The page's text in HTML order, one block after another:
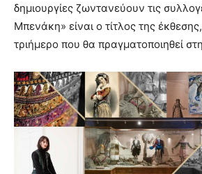
δημιουργίες ζωντανεύουν τις
Μπενάκη» είναι ο τίτλος της έκθεσης,
τριήμερο που θα πραγματοποιηθεί